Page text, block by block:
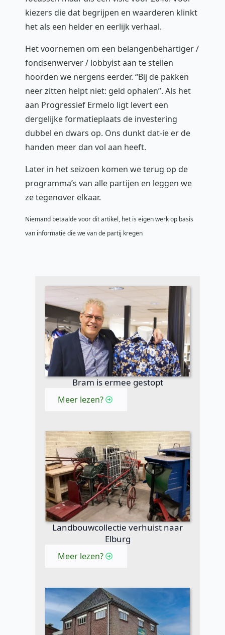
kiezers die dat begrijpen en waarderen klinkt
het als een helder en eerlijk verhaal.
Het voornemen om een belangenbehartiger /
fondsenwerver / lobbyist aan te stellen
hoorden we nergens eerder. “Bij de pakken
neer zitten helpt niet: geld ophalen”. Als het
aan Progressief Ermelo ligt levert een
dergelijke formatieplaats de investering
dubbel en dwars op. Ons dunkt dat-ie er de
handen meer dan vol aan heeft.
Later in het seizoen komen we terug op de
programma’s van alle partijen en leggen we
ze tegenover elkaar.
Niemand betaalde voor dit artikel, het is eigen werk op basis
van informatie die we van de partij kregen
Bram is ermee gestopt
Meer lezen?
Landbouwcollectie verhuist naar
Elburg
Meer lezen?